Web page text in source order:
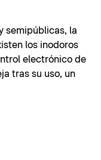
semipúblicas, la
los inodoros
electrónico de
tras su uso, un